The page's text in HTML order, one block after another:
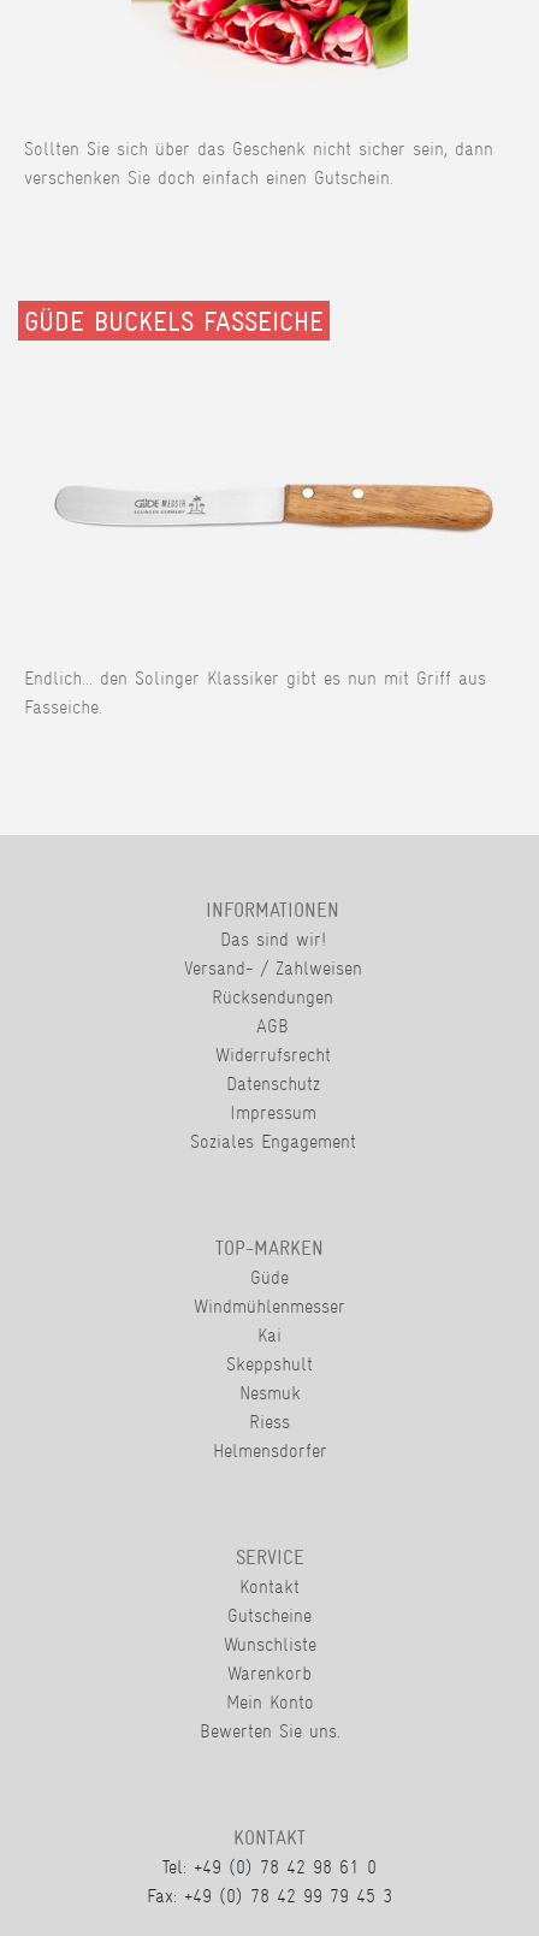
Sollten Sie sich über das Geschenk nicht sicher sein, dann
verschenken Sie doch einfach einen Gutschein.
GÜDE BUCKELS FASSEICHE
Endlich... den Solinger Klassiker gibt es nun mit Griff aus
Fasseiche.
INFORMATIONEN
Das sind wir!
Versand- / Zahlweisen
Rücksendungen
AGB
Widerrufsrecht
Datenschutz
Impressum
Soziales Engagement
TOP-MARKEN
Güde
Windmühlenmesser
Kai
Skeppshult
Nesmuk
Riess
Helmensdorfer
SERVICE
Kontakt
Gutscheine
Wunschliste
Warenkorb
Mein Konto
Bewerten Sie uns.
KONTAKT
Tel: +49 (0) 78 42 98 61 0
Fax: +49 (0) 78 42 99 79 45 3